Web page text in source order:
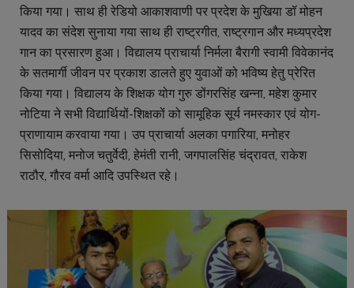
किया गया। साथ ही रेडियो आकाशवाणी पर प्रदेश के मुखिया डॉ मोहन
यादव का संदेश सुनाया गया साथ ही राष्ट्रगीत, राष्ट्रगान और मध्यप्रदेश
गान का प्रसारण हुआ। विद्यालय प्राचार्या निर्मला बैरागी स्वामी विवेकानंद
के सतमार्गी जीवन पर प्रकाश डालते हुए युवाओं को भविष्य हेतु प्रेरित
किया गया। विद्यालय के शिक्षक योग गुरु डोंगरसिंह खन्ना, महेश कुमार
नोटिया ने सभी विद्यार्थियों-शिक्षकों को सामूहिक सूर्य नमस्कार एवं योग-
प्राणायाम करवाया गया। उप प्राचार्या अलका पगारिया, मनोहर
सिसोदिया, मनोज चतुर्वेदी, हेमंती रानी, जगपालसिंह चंद्रावत, राकेश
राठौर, गौरव वर्मा आदि उपस्थित रहे।